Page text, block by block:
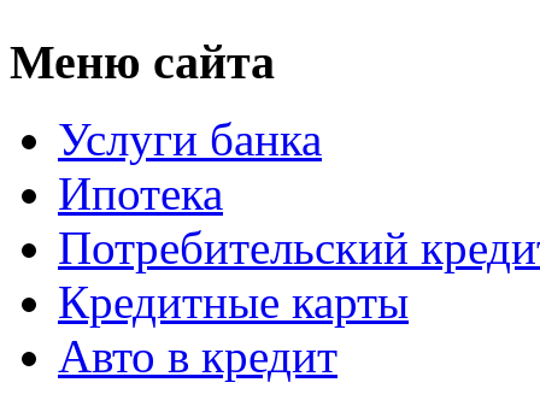
Меню сайта
Услуги банка
Ипотека
Потребительский
Кредитные карты
Авто в кредит